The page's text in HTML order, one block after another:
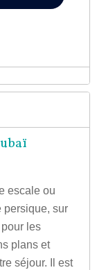
escale ou
persique, sur
les
plans et
séjour. Il est